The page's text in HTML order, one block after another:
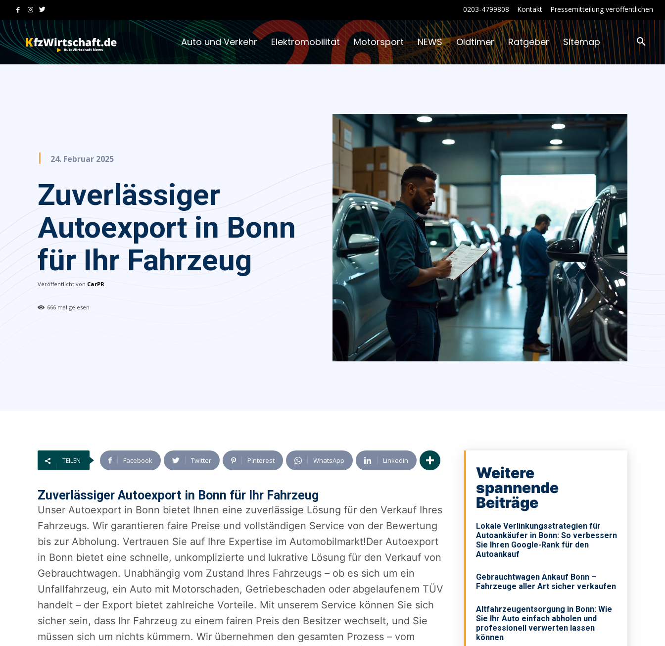
0203-4799808 Kontakt Pressemitteilung veröffentlichen
Auto und Verkehr Elektromobilität Motorsport NEWS Oldtimer Ratgeber Sitemap
24. Februar 2025
Zuverlässiger
Autoexport in Bonn
für Ihr Fahrzeug
Veröffentlicht von CarPR
666 mal gelesen
TEILEN Facebook Twitter Pinterest WhatsApp Linkedin
Zuverlässiger Autoexport in Bonn für Ihr Fahrzeug
Unser Autoexport in Bonn bietet Ihnen eine zuverlässige Lösung für den Verkauf Ihres
Fahrzeugs. Wir garantieren faire Preise und vollständigen Service von der Bewertung
bis zur Abholung. Vertrauen Sie auf Ihre Expertise im Automobilmarkt!Der Autoexport
in Bonn bietet eine schnelle, unkomplizierte und lukrative Lösung für den Verkauf von
Gebrauchtwagen. Unabhängig vom Zustand Ihres Fahrzeugs – ob es sich um ein
Unfallfahrzeug, ein Auto mit Motorschaden, Getriebeschaden oder abgelaufenem TÜV
handelt – der Export bietet zahlreiche Vorteile. Mit unserem Service können Sie sich
sicher sein, dass Ihr Fahrzeug zu einem fairen Preis den Besitzer wechselt, und Sie
müssen sich um nichts kümmern. Wir übernehmen den gesamten Prozess – vom
Weitere
spannende
Beiträge
Lokale Verlinkungsstrategien für
Autoankäufer in Bonn: So verbessern
Sie Ihren Google-Rank für den
Autoankauf
Gebrauchtwagen Ankauf Bonn –
Fahrzeuge aller Art sicher verkaufen
Altfahrzeugentsorgung in Bonn: Wie
Sie Ihr Auto einfach abholen und
professionell verwerten lassen
können